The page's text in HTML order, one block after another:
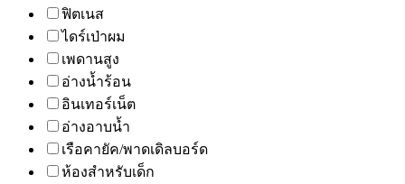
ฟิตเนส
ไดร์เป่าผม
เพดานสูง
อ่างน้ำร้อน
อินเทอร์เน็ต
อ่างอาบน้ำ
เรือคายัค/พาดเดิลบอร์ด
ห้องสำหรับเด็ก